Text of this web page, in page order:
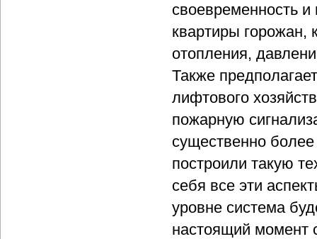
своевременность и
квартиры горожан,
отопления,
Также
лифтового
пожарную
существенно
построили такую
себя все эти
уровне система
настоящий момент